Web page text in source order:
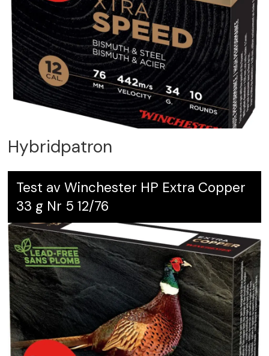
Hybridpatron
Test av Winchester HP Extra Copper
33 g Nr 5 12/76